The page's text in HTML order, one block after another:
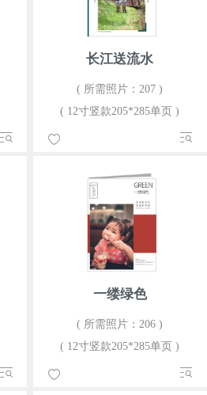
长江送流水
( 所需照片：207 )
( 12寸竖款205*285单页 )
一缕绿色
( 所需照片：206 )
( 12寸竖款205*285单页 )